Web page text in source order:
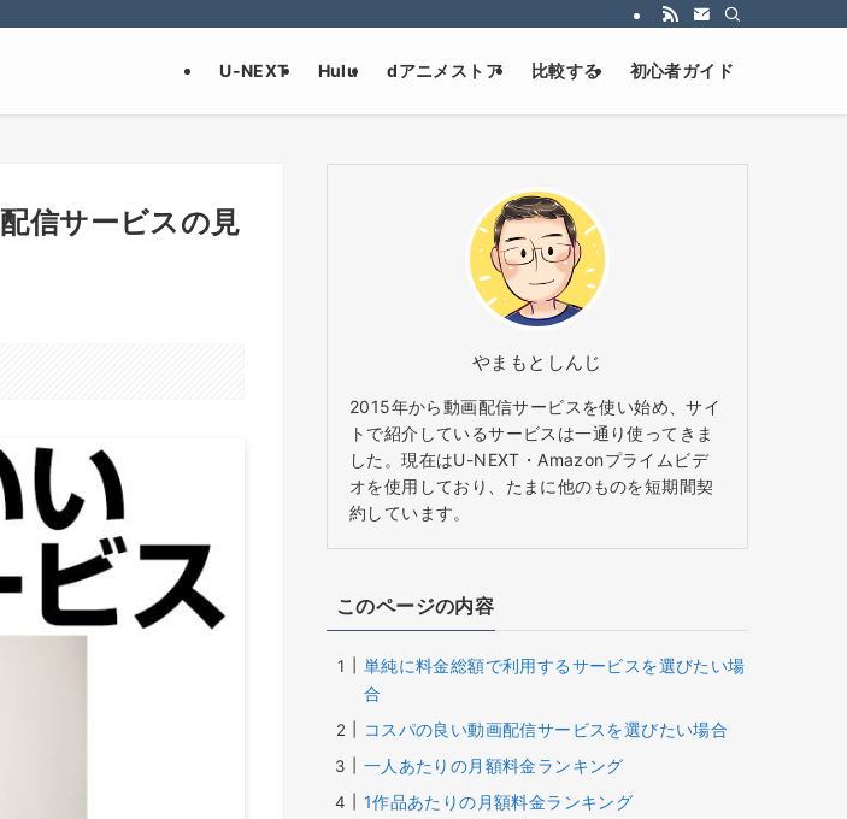
U-NEXT Hulu dアニメストア 比較する 初心者ガイド
信サービスの見
やまもとしんじ
2015年から動画配信サービスを使い始め、サイ
トで紹介しているサービスは一通り使ってきま
した。現在はU-NEXT・Amazonプライムビデ
オを使用しており、たまに他のものを短期間契
約しています。
このページの内容
単純に料金総額で利用するサービスを選びたい場
合
コスパの良い動画配信サービスを選びたい場合
一人あたりの月額料金ランキング
1作品あたりの月額料金ランキング